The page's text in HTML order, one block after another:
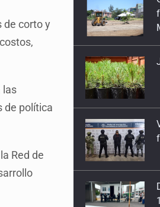
de corto y
las
de política
Red de
Día Mundial
4 de Febrero de